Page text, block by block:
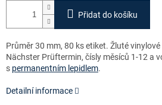
Přidat do košíku
Průměr 30 mm, 80 ks etiket. Žluté
Nächster Prüftermin, čísly měsíců 1-12 a
s permanentním lepidlem.
Detailní informace